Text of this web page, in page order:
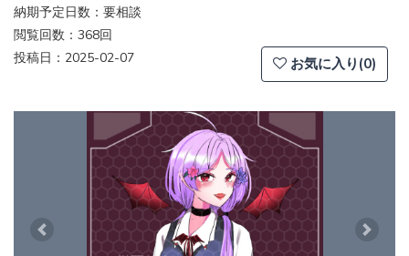
納期予定日数：要相談
閲覧回数：368回
投稿日：2025-02-07
お気に入り(0)
Previous Next